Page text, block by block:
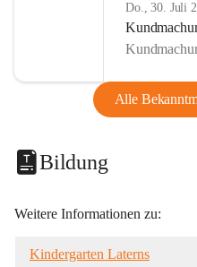
Do., 30. Juli
Alle
Bildung
Weitere Informationen zu:
Kindergarten Laterns